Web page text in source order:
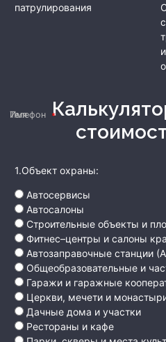
патрулирования
Калькулятор расчёта
1.Объект охраны:
Автосервисы
Автосалоны
Строительные объекты и
Фитнес–центры и салоны
Автозаправочные станции
Общеобразовательные и
Гаражи и гаражные
Церкви, мечети и
Дачные дома и участки
Рестораны и кафе
Имя
Телефон